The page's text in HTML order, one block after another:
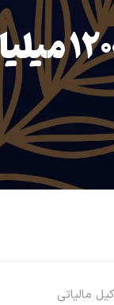
مالیاتی